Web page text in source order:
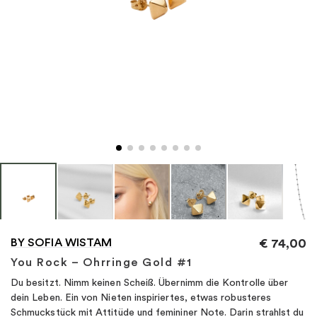
BY SOFIA WISTAM
You Rock – Ohrringe Gold #1
€ 74,00
Du besitzt. Nimm keinen Scheiß. Übernimm die Kontrolle über
dein Leben. Ein von Nieten inspiriertes, etwas robusteres
Schmuckstück mit Attitüde und femininer Note. Darin strahlst du